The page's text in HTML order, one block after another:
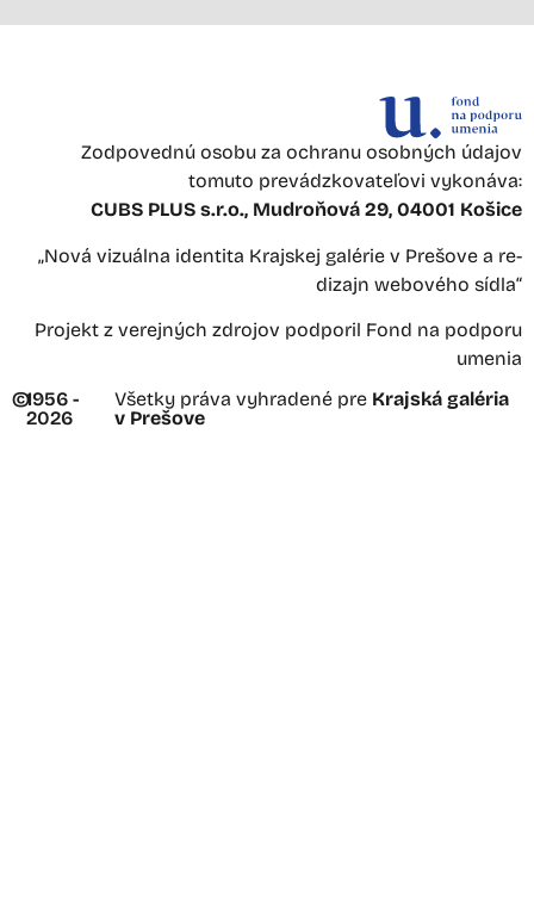
Zodpovednú osobu za ochranu osobných údajov
tomuto prevádzkovateľovi vykonáva:
CUBS PLUS s.r.o., Mudroňová 29, 04001 Košice
„Nová vizuálna identita Krajskej galérie v Prešove a re-
dizajn webového sídla“
Projekt z verejných zdrojov podporil Fond na podporu
umenia
©1956 -
2026
Všetky práva vyhradené pre Krajská galéria
v Prešove